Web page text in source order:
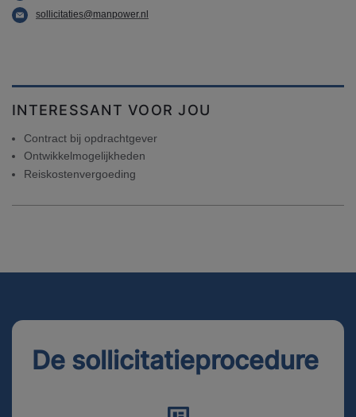
sollicitaties@manpower.nl
INTERESSANT VOOR JOU
Contract bij opdrachtgever
Ontwikkelmogelijkheden
Reiskostenvergoeding
De sollicitatieprocedure